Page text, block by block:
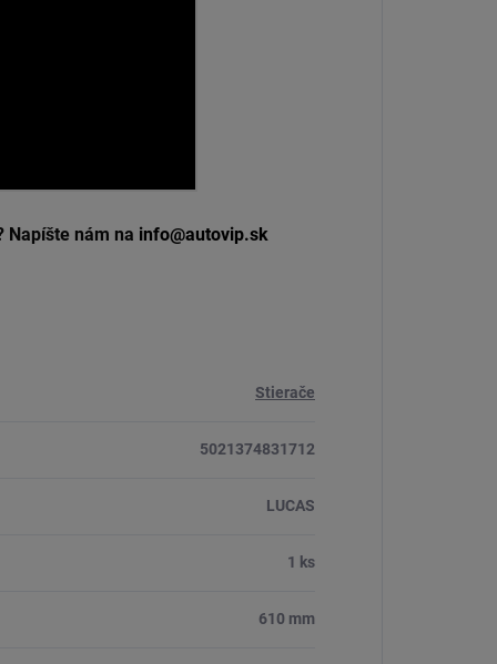
Napíšte nám na info@autovip.sk
Stierače
5021374831712
LUCAS
1 ks
610 mm